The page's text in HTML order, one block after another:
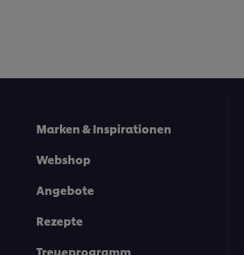
Marken & Inspirationen
Webshop
Angebote
Rezepte
Treueprogramm